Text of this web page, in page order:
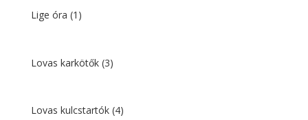
Lige óra (1)
Lovas karkötők (3)
Lovas kulcstartók (4)